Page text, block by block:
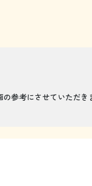
参考にさせていただ